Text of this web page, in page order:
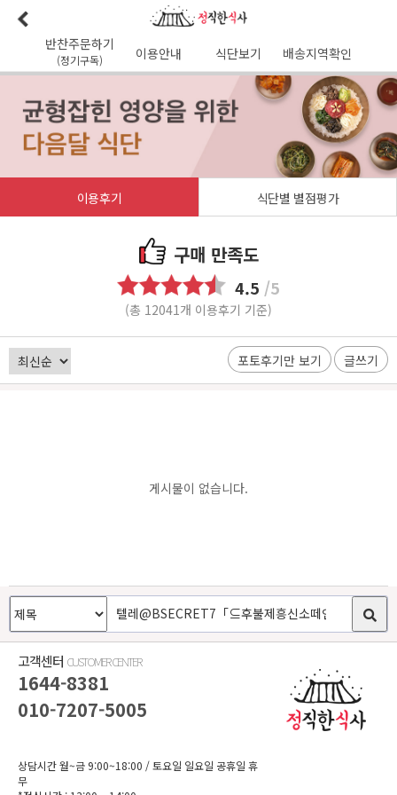
반찬주문하기
(정기구독) 이용안내 식단보기 배송지역확인
이용후기 배송가능지역
식단사진 1:1문의 다음달식단
이용약관
배송시간 오전7시 이전 배송 보장 (새벽배송 가능지역)
이용후기 식단별 별점평가
구매 만족도
4.5 /5
(총 12041개 이용후기 기준)
포토후기만 보기 글쓰기
게시물이 없습니다.
고객센터 CUSTOMER CENTER
1644-8381
010-7207-5005
상담시간 월~금 9:00~18:00 / 토요일 일요일 공휴일 휴
무